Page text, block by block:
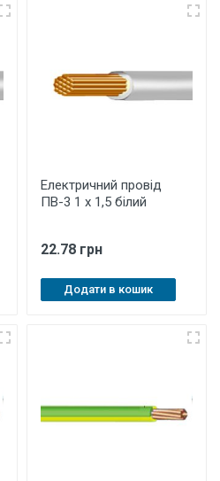
Електричний провід
ПВ-3 1 х 1,5 білий
22.78 грн
Додати в кошик